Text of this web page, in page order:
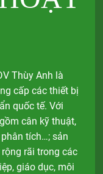
Thùy Anh là
cấp các thiết bị
quốc tế. Với
cân kỹ thuật,
tích…; sản
rãi trong các
giáo dục, môi